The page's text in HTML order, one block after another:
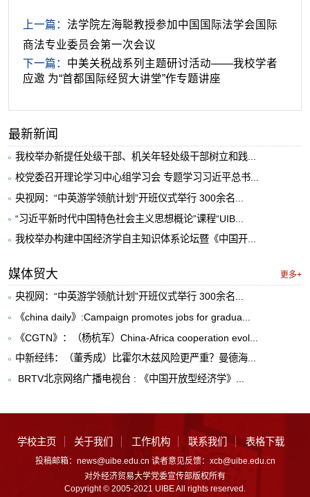
上一篇： 法学院左海聪教授参加中国国际法学会国际
商法专业委员会第一次会议
下一篇： 中美关税战系列主题研讨活动——我校学者
应邀 为“首都国际经贸大讲堂”作专题讲座
最新新闻
我校举办新提任处级干部、机关年轻处级干部树立和践...
校党委召开理论学习中心组学习会 专题学习习近平总书...
央视网：“中英游学领航计划”开班仪式举行 300余名...
“习近平新时代中国特色社会主义思想概论”课程“UIB...
我校举办构建中国经济学自主知识体系论坛暨《中国开...
媒体贸大 更多+
央视网：“中英游学领航计划”开班仪式举行 300余名...
《china daily》:Campaign promotes jobs for gradua...
《CGTN》：（杨杭军）China-Africa cooperation evol...
中新经纬：（董秀成）比霍尔木兹风险更严重？曼德海...
​ BRTV北京网络广播电视台 : 《中国开放型经济学》...
学校主页 关于我们 工作机构 联系我们 表格下载
投稿邮箱：news@uibe.edu.cn 读者意见反馈：xcb@uibe.edu.cn
对外经济贸易大学党委宣传部版权所有
Copyright © 2005-2021 UIBE All rights reserved.